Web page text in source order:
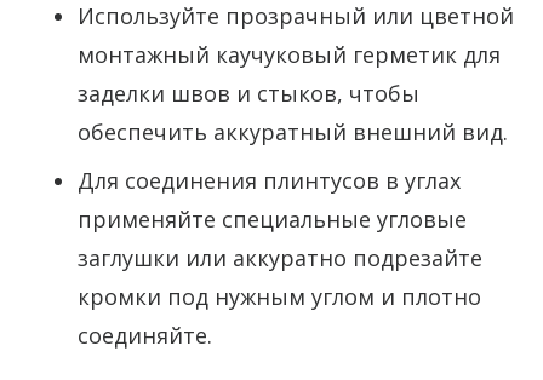
Используйте прозрачный или цветной
монтажный каучуковый герметик для
заделки швов и стыков, чтобы
обеспечить аккуратный внешний вид.
Для соединения плинтусов в углах
применяйте специальные угловые
заглушки или аккуратно подрезайте
кромки под нужным углом и плотно
соединяйте.